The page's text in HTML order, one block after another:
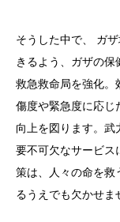
そうした中で、 ガ
きるよう、ガザの
救急救命局を強化。
傷度や緊急度に応じ
向上を図ります。
要不可欠なサービス
策は、人々の命を救
るうえでも欠かせま